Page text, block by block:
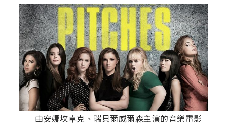
由安娜坎卓克、瑞貝爾威爾森主演的音樂電影